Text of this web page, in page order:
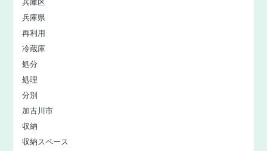
兵庫区
兵庫県
再利用
冷蔵庫
処分
処理
分別
加古川市
収納
収納スペース